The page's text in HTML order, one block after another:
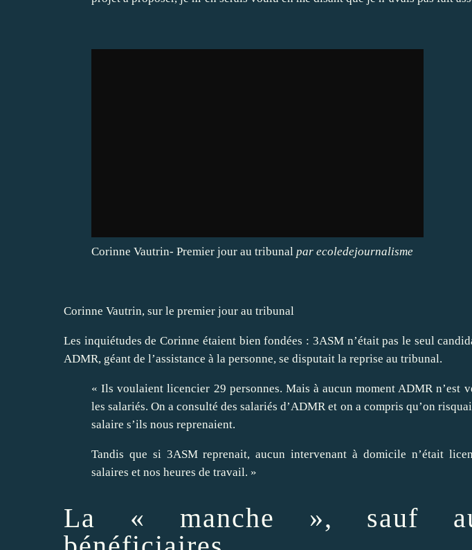
Corinne Vautrin- Premier jour au tribunal par ecoledejournalisme
Corinne Vautrin, sur le premier jour au tribunal
Les inquiétudes de Corinne étaient bien fondées : 3ASM n’était pas le seul
ADMR, géant de l’assistance à la personne, se disputait la reprise au tribunal.
« Ils voulaient licencier 29 personnes. Mais à aucun moment ADMR n’est
les salariés. On a consulté des salariés d’ADMR et on a compris qu’on
salaire s’ils nous reprenaient.
Tandis que si 3ASM reprenait, aucun intervenant à domicile n’était
salaires et nos heures de travail. »
La « manche », sauf